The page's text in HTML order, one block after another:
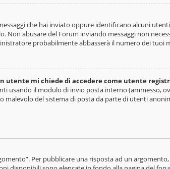
che hai inviato oppure identificano alcuni
abusare del Forum inviando messaggi non
probabilmente abbasserà il numero dei tuoi
utente mi chiede di accedere come utente
usando il modulo di invio posta interno (ammesso,
malevolo del sistema di posta da parte di utenti
Per pubblicare una risposta ad un argomento,